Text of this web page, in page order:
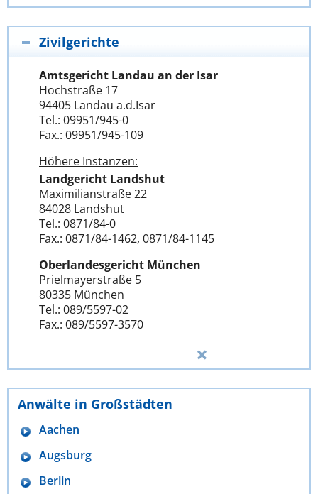
Zivilgerichte
Amtsgericht Landau an der Isar
Hochstraße 17
94405 Landau a.d.Isar
Tel.: 09951/945-0
Fax.: 09951/945-109
Höhere Instanzen:
Landgericht Landshut
Maximilianstraße 22
84028 Landshut
Tel.: 0871/84-0
Fax.: 0871/84-1462, 0871/84-1145
Oberlandesgericht München
Prielmayerstraße 5
80335 München
Tel.: 089/5597-02
Fax.: 089/5597-3570
Anwälte in Großstädten
Aachen
Augsburg
Berlin